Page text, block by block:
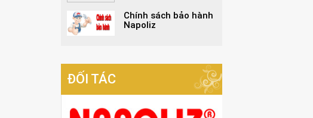
Chính sách bảo hành
Napoliz
ĐỐI TÁC